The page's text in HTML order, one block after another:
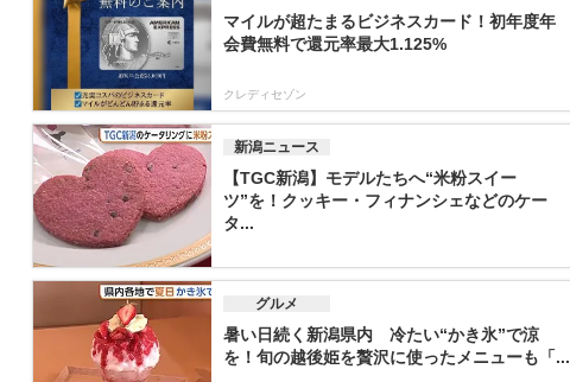
マイルが超たまるビジネスカード！初年度年
会費無料で還元率最大1.125%
クレディセゾン
新潟ニュース
【TGC新潟】モデルたちへ“米粉スイー
ツ”を！クッキー・フィナンシェなどのケー
タ...
グルメ
暑い日続く新潟県内 冷たい“かき氷”で涼
を！旬の越後姫を贅沢に使ったメニューも「...